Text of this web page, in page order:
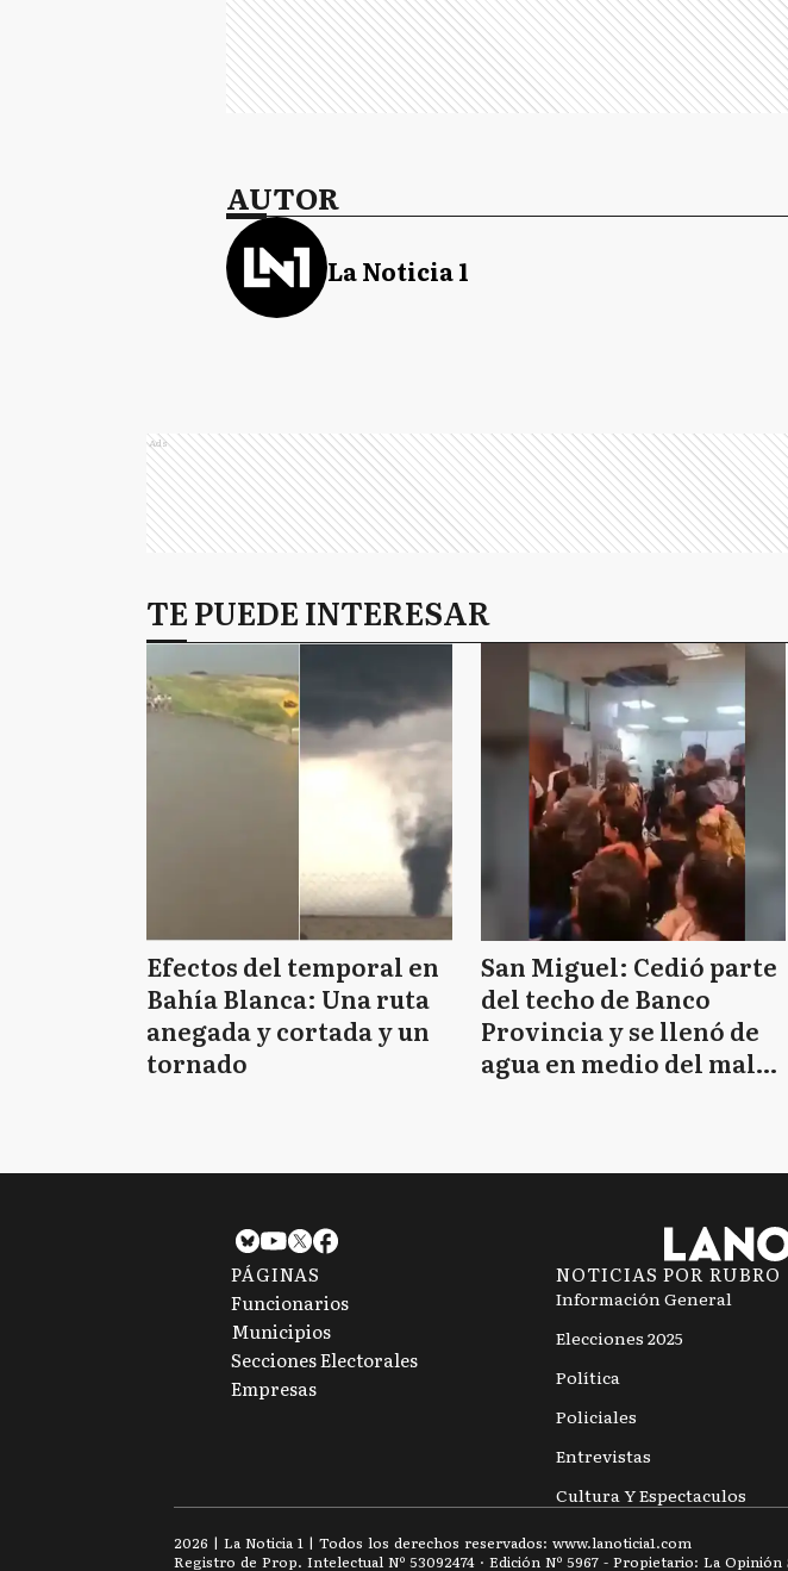
AUTOR
La Noticia 1
Ads
TE PUEDE INTERESAR
Efectos del temporal en
Bahía Blanca: Una ruta
anegada y cortada y un
tornado
San Miguel: Cedió parte
del techo de Banco
Provincia y se llenó de
agua en medio del mal
PÁGINAS
Funcionarios
Municipios
Secciones Electorales
Empresas
NOTICIAS POR RUBRO
Información General
Elecciones 2025
Política
Policiales
Entrevistas
Cultura Y Espectaculos
2026 | La Noticia 1 | Todos los derechos reservados: www.lanoticia1.com
Registro de Prop. Intelectual Nº 53092474 · Edición Nº 5967 - Propietario: La Opinión